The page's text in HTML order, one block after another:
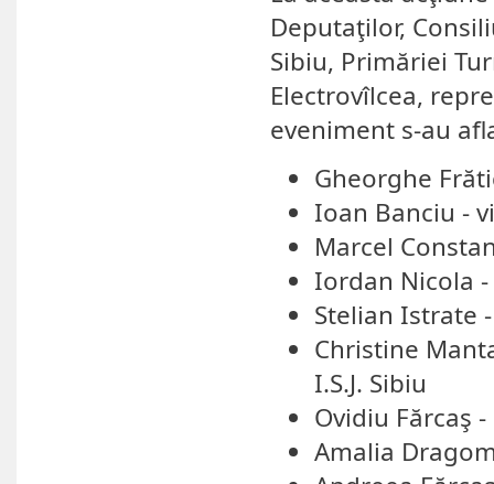
Deputaţilor,
Sibiu, Primăriei
Electrovîlcea,
eveniment s-au
Gheorghe
Ioan Banciu -
Marcel
Iordan Nicola -
Stelian Istrate
Christine
I.S.J. Sibiu
Ovidiu Fărcaş -
Amalia